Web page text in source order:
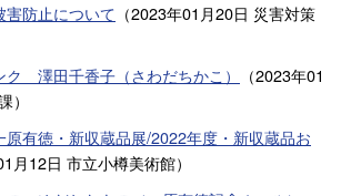
防止について （2023年01月20日 災害対策
ク 澤田千香子（さわだちかこ）
（2023年01
）
有徳・新収蔵品展/2022年度・新収蔵品お
月12日 市立小樽美術館）